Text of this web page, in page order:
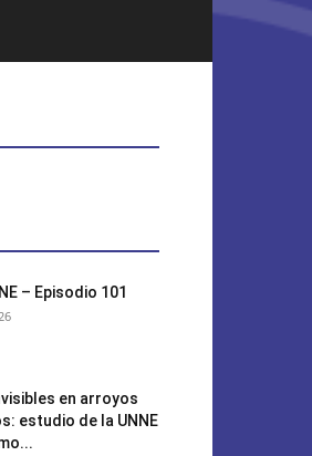
– Episodio 101
en arroyos
estudio de la UNNE